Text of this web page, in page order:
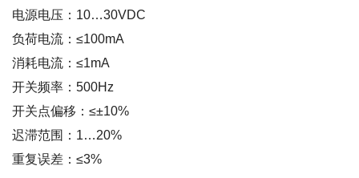
电源电压：10…30VDC
负荷电流：≤100mA
消耗电流：≤1mA
开关频率：500Hz
开关点偏移：≤±10%
迟滞范围：1…20%
重复误差：≤3%